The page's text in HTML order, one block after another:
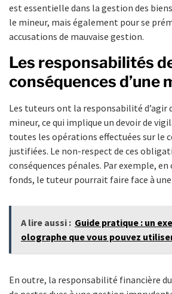
est essentielle dans la gestion des
le mineur, mais également pour se
accusations de mauvaise gestion.
Les responsabilités
conséquences d’une
Les tuteurs ont la responsabilité d’agir
mineur, ce qui implique un devoir de
toutes les opérations effectuées sur le
justifiées. Le non-respect de ces
conséquences pénales. Par exemple, en
fonds, le tuteur pourrait faire face à
A lire aussi : Guide pratique : un
olographe que vous pouvez
En outre, la responsabilité financière